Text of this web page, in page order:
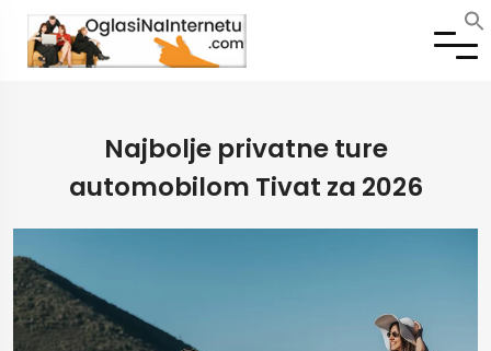
Najbolje privatne ture
automobilom Tivat za 2026